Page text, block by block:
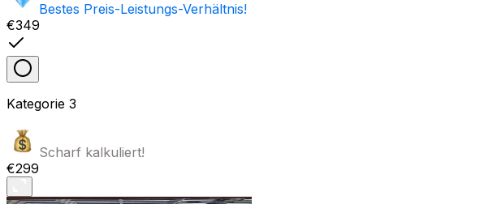
Bestes Preis-Leistungs-Verhältnis!
€349
Kategorie 3
Scharf kalkuliert!
€299